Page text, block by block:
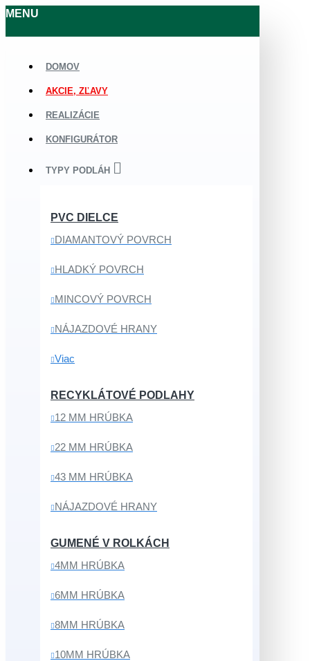
MENU
DOMOV
AKCIE, ZĽAVY
REALIZÁCIE
KONFIGURÁTOR
TYPY PODLÁH
PVC DIELCE
DIAMANTOVÝ POVRCH
HLADKÝ POVRCH
MINCOVÝ POVRCH
NÁJAZDOVÉ HRANY
Viac
RECYKLÁTOVÉ PODLAHY
12 MM HRÚBKA
22 MM HRÚBKA
43 MM HRÚBKA
NÁJAZDOVÉ HRANY
GUMENÉ V ROLKÁCH
4MM HRÚBKA
6MM HRÚBKA
8MM HRÚBKA
10MM HRÚBKA